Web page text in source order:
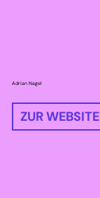
Adrian Nagel
ZUR WEBSITE